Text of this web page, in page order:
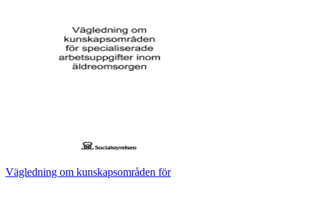
Vägledning om kunskapsområden för